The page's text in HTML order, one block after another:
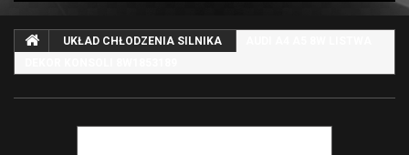
UKŁAD CHŁODZENIA SILNIKA